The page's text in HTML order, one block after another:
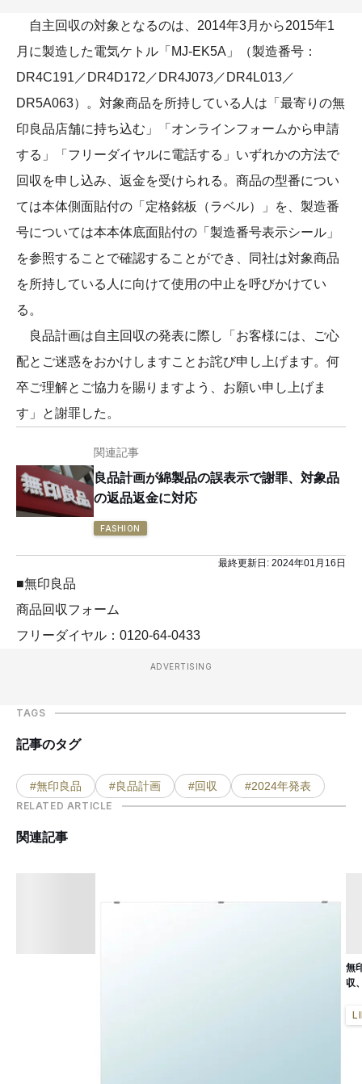
自主回収の対象となるのは、2014年3月から2015年1
月に製造した電気ケトル「MJ-EK5A」（製造番号：
DR4C191／DR4D172／DR4J073／DR4L013／
DR5A063）。対象商品を所持している人は「最寄りの無
印良品店舗に持ち込む」「オンラインフォームから申請
する」「フリーダイヤルに電話する」いずれかの方法で
回収を申し込み、返金を受けられる。商品の型番につい
ては本体側面貼付の「定格銘板（ラベル）」を、製造番
号については本本体底面貼付の「製造番号表示シール」
を参照することで確認することができ、同社は対象商品
を所持している人に向けて使用の中止を呼びかけてい
る。
良品計画は自主回収の発表に際し「お客様には、ご心
配とご迷惑をおかけしますことお詫び申し上げます。何
卒ご理解とご協力を賜りますよう、お願い申し上げま
す」と謝罪した。
関連記事
良品計画が綿製品の誤表示で謝罪、対象品
の返品返金に対応
FASHION
最終更新日: 2024年01月16日
■無印良品
商品回収フォーム
フリーダイヤル：0120-64-0433
ADVERTISING
TAGS
記事のタグ
#無印良品 #良品計画 #回収 #2024年発表
RELATED ARTICLE
関連記事
無
収